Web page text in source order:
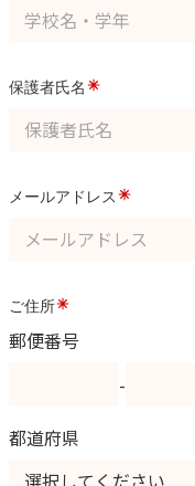
保護者氏名
メールアドレス
ご住所
郵便番号
-
都道府県